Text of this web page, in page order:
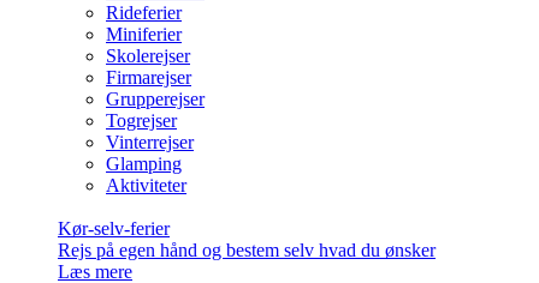
Rideferier
Miniferier
Skolerejser
Firmarejser
Grupperejser
Togrejser
Vinterrejser
Glamping
Aktiviteter
Kør-selv-ferier
Rejs på egen hånd og bestem selv hvad du ønsker
Læs mere